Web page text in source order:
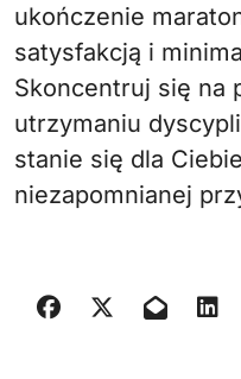
ukończenie
satysfakcją i
Skoncentruj się na
utrzymaniu
stanie się dla
niezapomnianej